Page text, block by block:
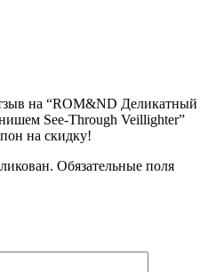
на “ROM&ND Деликатный
See-Through Veillighter”
на скидку!
Обязательные поля